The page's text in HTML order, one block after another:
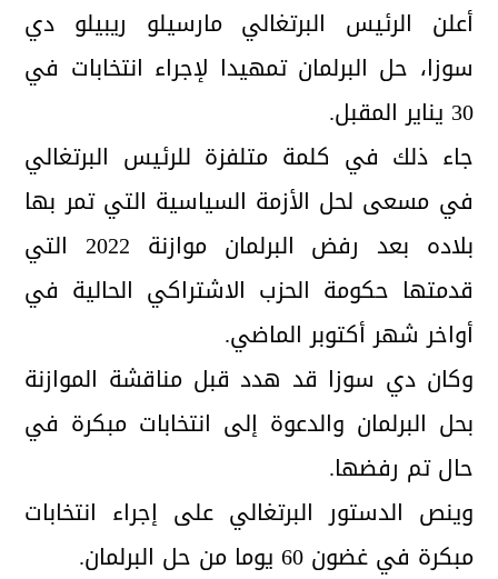
أعلن الرئيس البرتغالي مارسيلو ريبيلو دي
سوزا، حل البرلمان تمهيدا لإجراء انتخابات في
30 يناير المقبل.
جاء ذلك في كلمة متلفزة للرئيس البرتغالي
في مسعى لحل الأزمة السياسية التي تمر بها
بلاده بعد رفض البرلمان موازنة 2022 التي
قدمتها حكومة الحزب الاشتراكي الحالية في
أواخر شهر أكتوبر الماضي.
وكان دي سوزا قد هدد قبل مناقشة الموازنة
بحل البرلمان والدعوة إلى انتخابات مبكرة في
حال تم رفضها.
وينص الدستور البرتغالي على إجراء انتخابات
مبكرة في غضون 60 يوما من حل البرلمان.